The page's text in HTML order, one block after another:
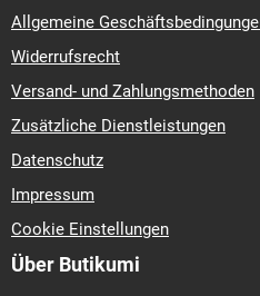
Allgemeine
Widerrufsrecht
Versand- und Zahlungsmethoden
Zusätzliche Dienstleistungen
Datenschutz
Impressum
Cookie Einstellungen
Über Butikumi